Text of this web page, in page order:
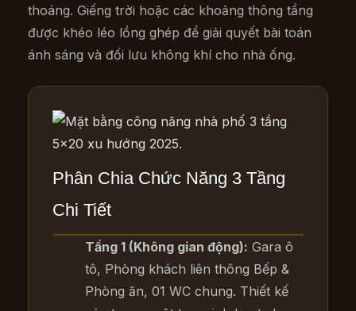
thoáng. Giếng trời hoặc các khoảng thông tầng
được khéo léo lồng ghép để giải quyết bài toán
ánh sáng và đối lưu không khí cho nhà ống.
Phân Chia Chức Năng 3 Tầng
Chi Tiết
Tầng 1 (Không gian động): Gara ô
tô, Phòng khách liên thông Bếp &
Phòng ăn, 01 WC chung. Thiết kế